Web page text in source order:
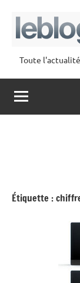
contenu
Toute
Étiquette :